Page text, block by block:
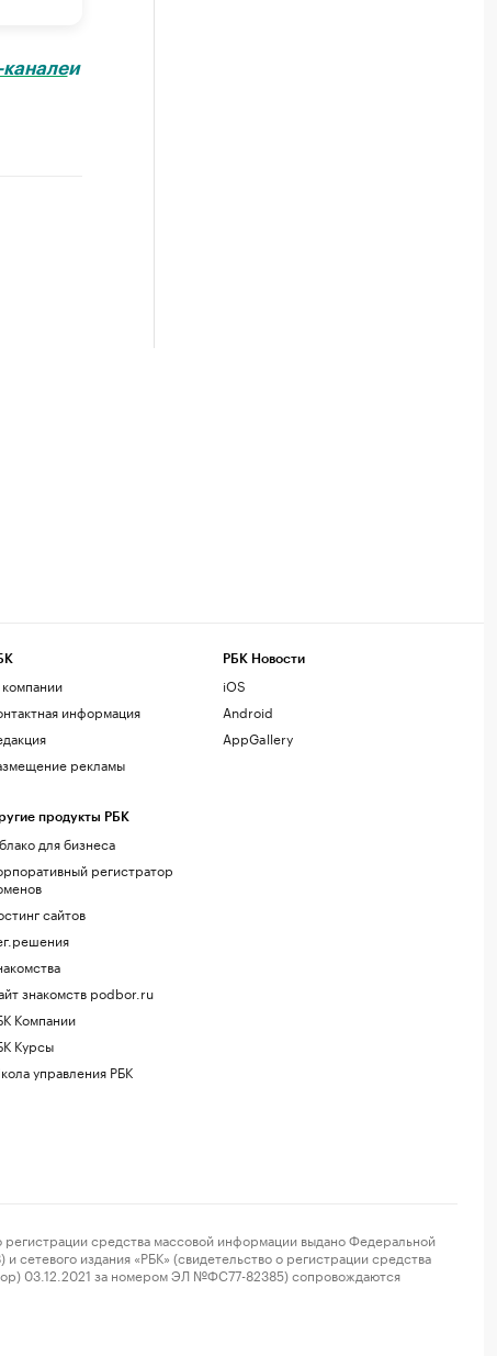
и
информация
рекламы
продукты РБК
для бизнеса
регистратор
сайтов
знакомств podbor.ru
Компании
Курсы
управления РБК
РБК Новости
iOS
Android
AppGallery
средства массовой информации выдано Федеральной
издания «РБК» (свидетельство о регистрации средства
03.12.2021 за номером ЭЛ №ФС77-82385) сопровождаются